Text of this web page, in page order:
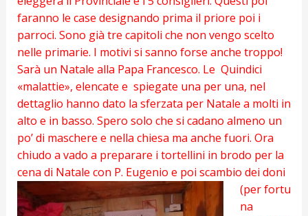
faranno le case designando prima il priore poi i
parroci. Sono già tre capitoli che non vengo scelto
nelle primarie. I motivi si sanno forse anche troppo!
Sarà un Natale alla Papa Francesco. Le Quindici
«malattie», elencate e spiegate una per una, nel
dettaglio hanno dato la sferzata per Natale a molti in
alto e in basso. Spero solo che si cadano almeno un
po’ di maschere e nella chiesa ma anche fuori. Ora
chiudo a vado a preparare i tortellini in brodo per la
cena di Natale con P. Eugenio e poi scambio dei doni
(per fortu
na